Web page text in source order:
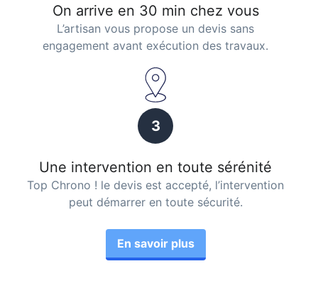
On arrive en 30 min chez vous
L’artisan vous propose un devis sans
engagement avant exécution des travaux.
3
Une intervention en toute sérénité
Top Chrono ! le devis est accepté, l’intervention
peut démarrer en toute sécurité.
En savoir plus